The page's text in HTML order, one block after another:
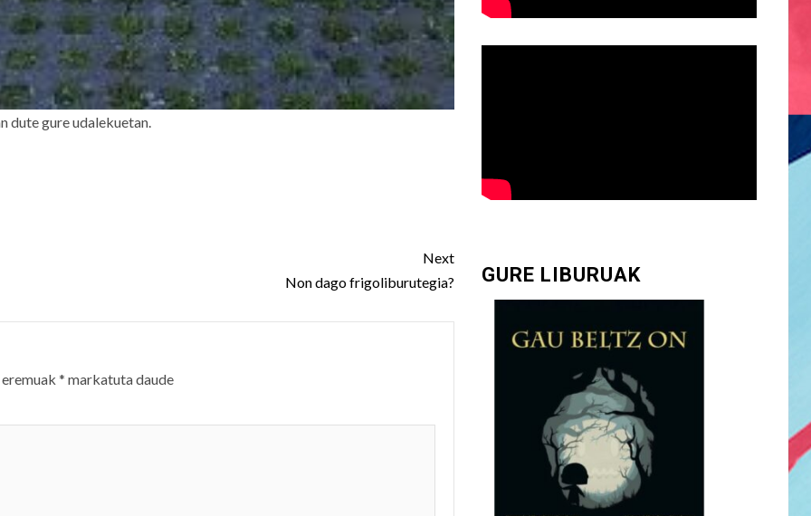
dute gure udalekuetan.
Next
Non dago frigoliburutegia?
* markatuta daude
GURE LIBURUAK